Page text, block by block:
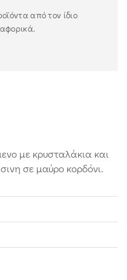
από τον ίδιο
με κρυσταλάκια και
σε μαύρο κορδόνι.